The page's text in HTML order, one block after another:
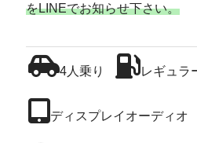
をLINEでお知らせ下さい。
4人乗り レギュラ
ディスプレイオーディオ